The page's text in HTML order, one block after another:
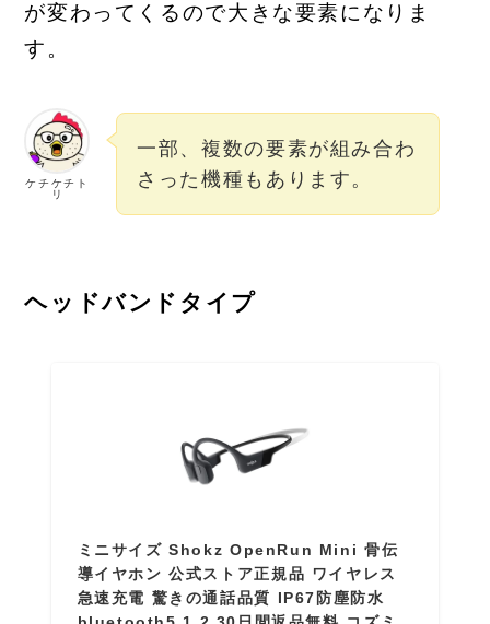
が変わってくるので大きな要素になりま
す。
ケチケチト
リ
一部、複数の要素が組み合わ
さった機種もあります。
ヘッドバンドタイプ
ミニサイズ Shokz OpenRun Mini 骨伝
導イヤホン 公式ストア正規品 ワイヤレス
急速充電 驚きの通話品質 IP67防塵防水